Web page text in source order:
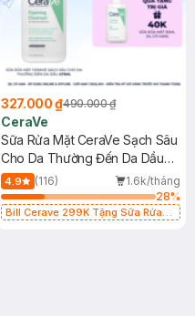
327.000 ₫490.000 ₫
CeraVe
Sữa Rửa Mặt CeraVe Sạch Sâu
Cho Da Thường Đến Da Dầu
473ml
4.9 (116)
1.6k/tháng
28%
Bill Cerave 299K Tặng Sữa Rửa